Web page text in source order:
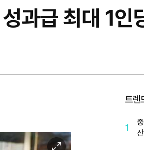
과급 최대 1인
이
트렌
1